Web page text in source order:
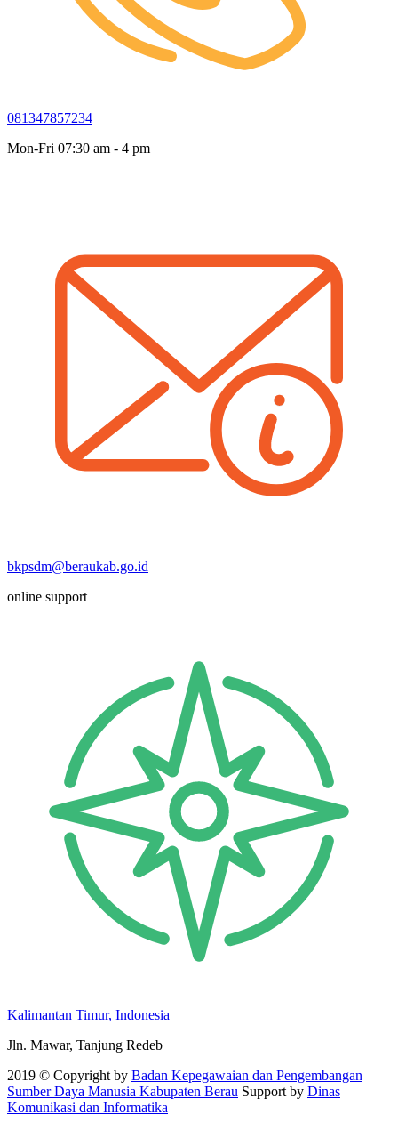
081347857234
Mon-Fri 07:30 am - 4 pm
bkpsdm@beraukab.go.id
online support
Kalimantan Timur, Indonesia
Jln. Mawar, Tanjung Redeb
2019 © Copyright by Badan Kepegawaian dan Pengembangan
Sumber Daya Manusia Kabupaten Berau Support by Dinas
Komunikasi dan Informatika